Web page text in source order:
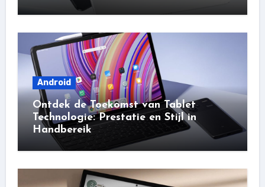
Android
Ontdek de Toekomst van Tablet
Technologie: Prestatie en Stijl in
Handbereik